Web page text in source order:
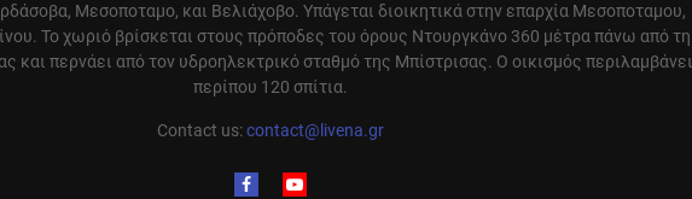
Μεσοποταμο, και Βελιάχοβο. Υπάγεται διοικητικά στην επαρχία Μεσοποταμου,
Το χωριό βρίσκεται στους πρόποδες του όρους Ντουργκάνο 360 μέτρα πάνω από τη
και περνάει από τον υδροηλεκτρικό σταθμό της Μπίστρισας. Ο οικισμός περιλαμβάνει
περίπου 120 σπίτια.
Contact us:contact@livena.gr